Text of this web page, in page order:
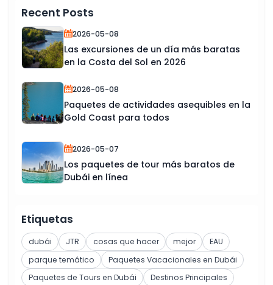
Recent Posts
2026-05-08
Las excursiones de un día más baratas
en la Costa del Sol en 2026
2026-05-08
Paquetes de actividades asequibles en la
Gold Coast para todos
2026-05-07
Los paquetes de tour más baratos de
Dubái en línea
Etiquetas
dubái JTR cosas que hacer mejor
EAU
parque temático
Paquetes Vacacionales en Dubái
Paquetes de Tours en Dubái
Destinos Principales